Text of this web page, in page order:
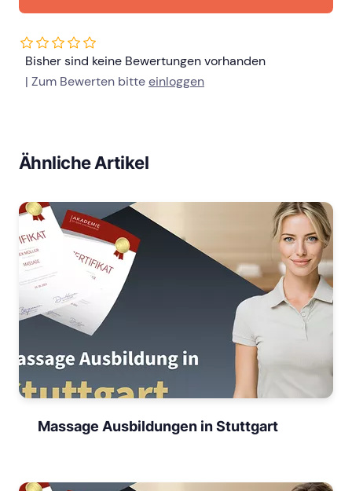
Bisher sind keine Bewertungen vorhanden
| Zum Bewerten bitteeinloggen
Ähnliche Artikel
Massage Ausbildungen in Stuttgart